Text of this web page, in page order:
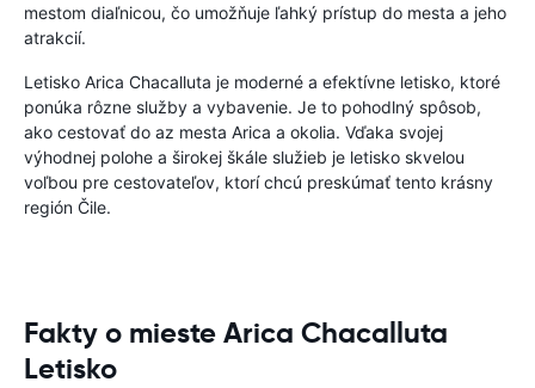
mestom diaľnicou, čo umožňuje ľahký prístup do mesta a jeho
atrakcií.
Letisko Arica Chacalluta je moderné a efektívne letisko, ktoré
ponúka rôzne služby a vybavenie. Je to pohodlný spôsob,
ako cestovať do az mesta Arica a okolia. Vďaka svojej
výhodnej polohe a širokej škále služieb je letisko skvelou
voľbou pre cestovateľov, ktorí chcú preskúmať tento krásny
región Čile.
Fakty o mieste Arica Chacalluta
Letisko